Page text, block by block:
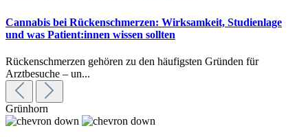
Cannabis bei Rückenschmerzen: Wirksamkeit, Studienlage
und was Patient:innen wissen sollten
Rückenschmerzen gehören zu den häufigsten Gründen für
Arztbesuche – un...
Grünhorn